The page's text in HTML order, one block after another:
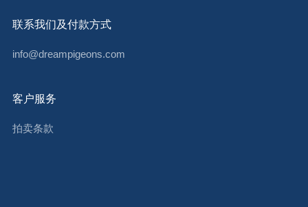
联系我们及付款方式
info@dreampigeons.com
客户服务
拍卖条款